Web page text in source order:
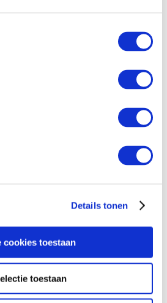
Details tonen
cookies toestaan
toestaan
aan